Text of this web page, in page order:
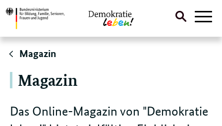
Direktlink:
Suche
Magazin
Magazin
Das Online-Magazin von "Demokratie